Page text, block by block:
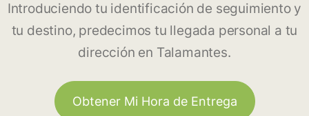
Introduciendo tu identificación de seguimiento y
tu destino, predecimos tu llegada personal a tu
dirección en Talamantes.
Obtener Mi Hora de Entrega